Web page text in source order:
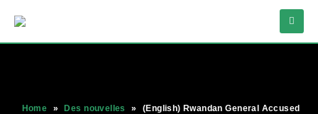
Home » Des nouvelles »
(English) Rwandan General Accused